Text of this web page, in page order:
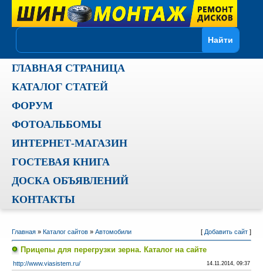
ГЛАВНАЯ СТРАНИЦА
КАТАЛОГ СТАТЕЙ
ФОРУМ
ФОТОАЛЬБОМЫ
ИНТЕРНЕТ-МАГАЗИН
ГОСТЕВАЯ КНИГА
ДОСКА ОБЪЯВЛЕНИЙ
КОНТАКТЫ
Главная» Каталог сайтов» Автомобили [ Добавить сайт]
Прицепы для перегрузки зерна. Каталог на сайте
http://www.viasistem.ru/ 14.11.2014, 09:37